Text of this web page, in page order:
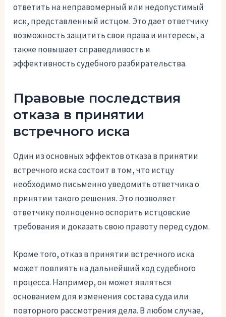
ответить на неправомерный или недопустимый
иск, представленный истцом. Это дает ответчику
возможность защитить свои права и интересы, а
также повышает справедливость и
эффективность судебного разбирательства.
Правовые последствия
отказа в принятии
встречного иска
Один из основных эффектов отказа в принятии
встречного иска состоит в том, что истцу
необходимо письменно уведомить ответчика о
принятии такого решения. Это позволяет
ответчику полноценно оспорить истцовские
требования и доказать свою правоту перед судом.
Кроме того, отказ в принятии встречного иска
может повлиять на дальнейший ход судебного
процесса. Например, он может являться
основанием для изменения состава суда или
повторного рассмотрения дела. В любом случае,